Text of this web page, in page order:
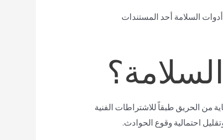
السلامة أحد المستندات
من الحريق طبقاً للاشتراطات الفنية
احتمالية وقوع الحوادث.